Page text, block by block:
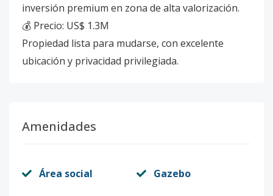
inversión premium en zona de alta valorización.
💰 Precio: US$ 1.3M
Propiedad lista para mudarse, con excelente
ubicación y privacidad privilegiada.
Amenidades
Área social Gazebo